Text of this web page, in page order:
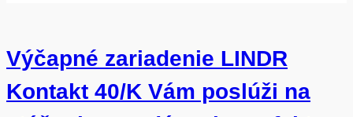
Výčapné zariadenie LINDR
Kontakt 40/K Vám poslúži na